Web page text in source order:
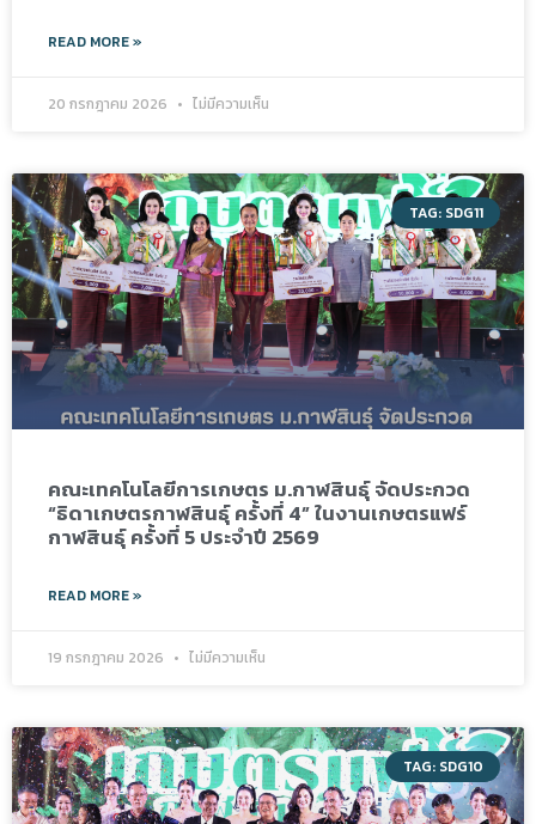
READ MORE »
20 กรกฎาคม 2026 ไม่มีความเห็น
TAG: SDG11
คณะเทคโนโลยีการเกษตร ม.กาฬสินธุ์ จัดประกวด
“ธิดาเกษตรกาฬสินธุ์ ครั้งที่ 4” ในงานเกษตรแฟร์
กาฬสินธุ์ ครั้งที่ 5 ประจำปี 2569
READ MORE »
19 กรกฎาคม 2026 ไม่มีความเห็น
TAG: SDG10